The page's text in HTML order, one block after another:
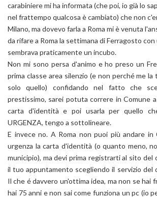
carabiniere mi ha informata (che poi, io già lo
nel frattempo qualcosa è cambiato) che non
Milano, ma dovevo farla a Roma mi è venuta
da rifare a Roma la settimana di Ferragosto con
sembrava praticamente un incubo.
Non mi sono persa d'animo e ho preso un
prima classe area silenzio (e non perché me la
solo quello) confidando nel fatto che
prestissimo, sarei potuta correre in Comune
carta d'identità e poi usarla per quello
URGENZA, tengo a sottolineare.
E invece no. A Roma non puoi più andare in
urgenza la carta d'identità (o quanto meno,
municipio), ma devi prima registrarti al sito del
il tuo appuntamento scegliendo il servizio del
Il che é davvero un'ottima idea, ma non se hai
hai 75 anni e non sai come funziona un pc (io